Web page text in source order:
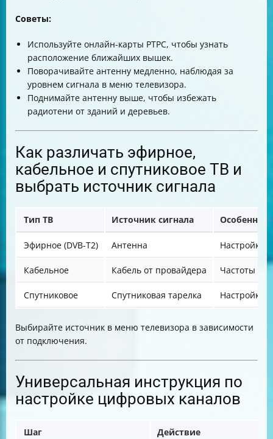
Советы:
Используйте онлайн-карты РТРС, чтобы узнать
расположение ближайших вышек.
Поворачивайте антенну медленно, наблюдая за
уровнем сигнала в меню телевизора.
Поднимайте антенну выше, чтобы избежать
радиотени от зданий и деревьев.
Как различать эфирное,
кабельное и спутниковое ТВ и
выбрать источник сигнала
Тип ТВ Источник сигнала
Эфирное (DVB-T2) Антенна Настройка
Кабельное Кабель от провайдера Частоты
Спутниковое Спутниковая тарелка Настройка
Выбирайте источник в меню телевизора в зависимости
от подключения.
Универсальная инструкция по
настройке цифровых каналов
Шаг Действие